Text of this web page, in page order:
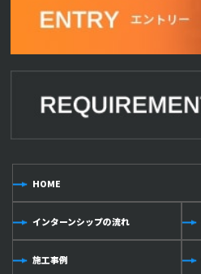
HOME
インターンシップの流れ
施工事例